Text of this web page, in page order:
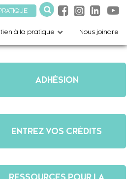
à la pratique Nous joindre
ADHÉSION
ENTREZ VOS CRÉDITS